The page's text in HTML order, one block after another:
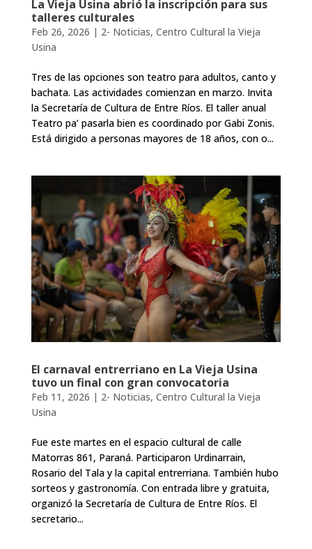
La Vieja Usina abrió la inscripción para sus
talleres culturales
Feb 26, 2026 | 2- Noticias, Centro Cultural la Vieja
Usina
Tres de las opciones son teatro para adultos, canto y
bachata. Las actividades comienzan en marzo. Invita
la Secretaría de Cultura de Entre Ríos. El taller anual
Teatro pa’ pasarla bien es coordinado por Gabi Zonis.
Está dirigido a personas mayores de 18 años, con o...
El carnaval entrerriano en La Vieja Usina
tuvo un final con gran convocatoria
Feb 11, 2026 | 2- Noticias, Centro Cultural la Vieja
Usina
Fue este martes en el espacio cultural de calle
Matorras 861, Paraná. Participaron Urdinarrain,
Rosario del Tala y la capital entrerriana. También hubo
sorteos y gastronomía. Con entrada libre y gratuita,
organizó la Secretaría de Cultura de Entre Ríos. El
secretario...